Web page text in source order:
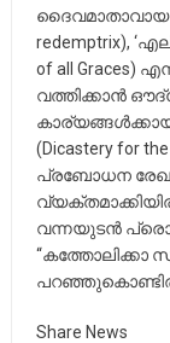
ദൈവമാതാവായ
redemptrix),
of all Graces)
വത്തിക്കാൻ
(Dicastery for
പ്രബോധന
വന്നയുടൻ
“കത്തോലിക്കാ
Share News